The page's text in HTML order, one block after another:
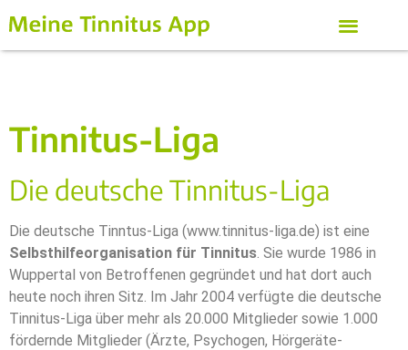
Tinnitus-Liga
Die deutsche Tinnitus-Liga
Die deutsche Tinntus-Liga (www.tinnitus-liga.de) ist eine
Selbsthilfeorganisation für Tinnitus. Sie wurde 1986 in
Wuppertal von Betroffenen gegründet und hat dort auch
heute noch ihren Sitz. Im Jahr 2004 verfügte die deutsche
Tinnitus-Liga über mehr als 20.000 Mitglieder sowie 1.000
fördernde Mitglieder (Ärzte, Psychogen, Hörgeräte-